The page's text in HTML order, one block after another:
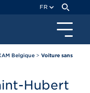
FR
Belgique > Voiture sans
Hubert